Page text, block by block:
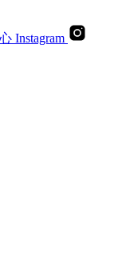
Instagram